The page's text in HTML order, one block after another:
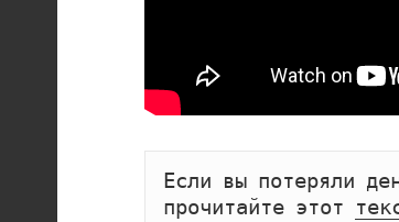
Если вы потеряли
прочитайте этот